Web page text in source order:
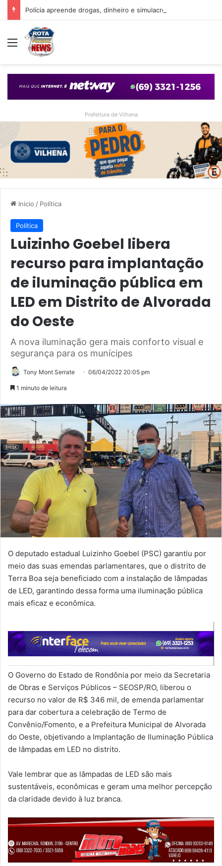
Menu
Prefeitura de Vilhena
Inicio / Política
Política
Luizinho Goebel libera
recurso para implantação
de iluminação pública em
LED em Distrito de Alvorada
do Oeste
A nova iluminação gera mais conforto visual e
segurança para os munícipes
Tony Mont Serrate 06/04/2022 20:05 pm
1 minuto de leitura
O deputado estadual Luizinho Goebel (PSC) garantiu por
meio das suas emendas parlamentares, que o distrito de
Terra Boa seja beneficiado com a instalação de lâmpadas
de LED, garantindo dessa forma uma iluminação pública
mais eficaz e econômica.
O Governo do Estado de Rondônia por meio da Secretaria
de Obras e Serviços Públicos – SEOSP/RO, liberou o
recurso no valor de R$ 346 mil, de emenda parlamentar
para dar cobertura a celebração de Termo de
Convênio/Fomento, e a Prefeitura Municipal de Alvorada
do Oeste, objetivando a Implantação de Iluminação Pública
de lâmpadas em LED no distrito.
Vale lembrar que as lâmpadas de LED são mais
sustentáveis, econômicas e geram uma melhor percepção
da claridade devido à luz branca.